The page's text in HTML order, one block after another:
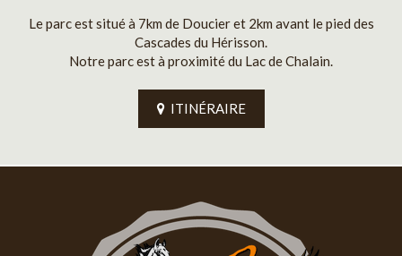
Le parc est situé à 7km de Doucier et 2km avant le pied des
Cascades du Hérisson.
Notre parc est à proximité du Lac de Chalain.
ITINÉRAIRE